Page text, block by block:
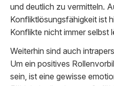
und deutlich zu vermitteln.
Konfliktlösungsfähigkeit ist
Konflikte nicht immer selbst
Weiterhin sind auch
Um ein positives
sein, ist eine gewisse